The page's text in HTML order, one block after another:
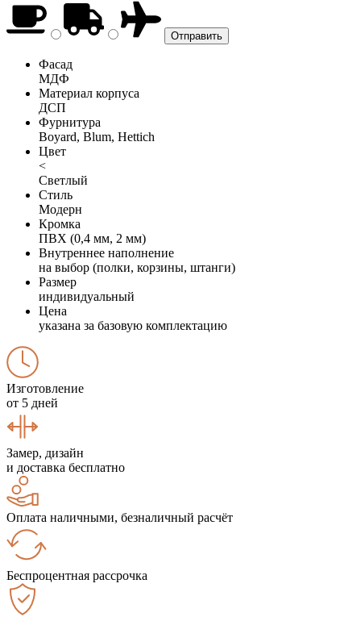
Фасад
МДФ
Материал корпуса
ДСП
Фурнитура
Boyard, Blum, Hettich
Цвет
<
Светлый
Стиль
Модерн
Кромка
ПВХ (0,4 мм, 2 мм)
Внутреннее наполнение
на выбор (полки, корзины, штанги)
Размер
индивидуальный
Цена
указана за базовую комплектацию
Изготовление
от 5 дней
Замер, дизайн
и доставка бесплатно
Оплата наличными, безналичный расчёт
Беспроцентная рассрочка